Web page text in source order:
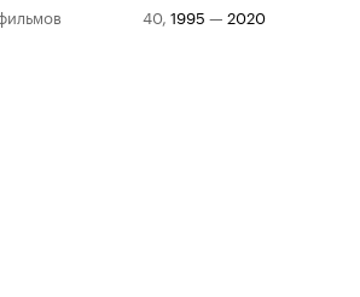
40, 1995 — 2020